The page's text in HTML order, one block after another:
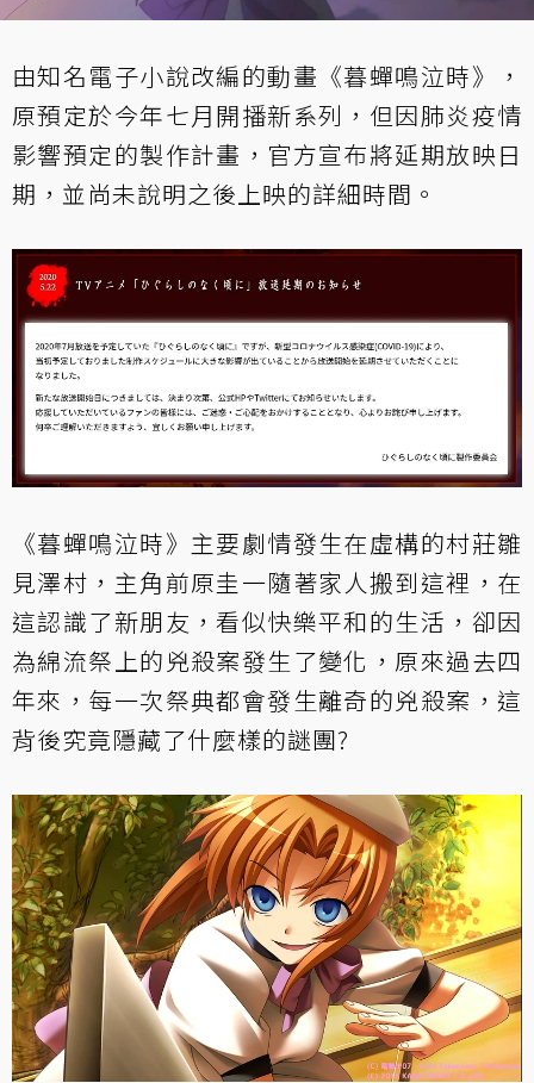
由知名電子小說改編的動畫《暮蟬鳴泣時》，
原預定於今年七月開播新系列，但因肺炎疫情
影響預定的製作計畫，官方宣布將延期放映日
期，並尚未說明之後上映的詳細時間。
《暮蟬鳴泣時》主要劇情發生在虛構的村莊雛
見澤村，主角前原圭一隨著家人搬到這裡，在
這認識了新朋友，看似快樂平和的生活，卻因
為綿流祭上的兇殺案發生了變化，原來過去四
年來，每一次祭典都會發生離奇的兇殺案，這
背後究竟隱藏了什麼樣的謎團?